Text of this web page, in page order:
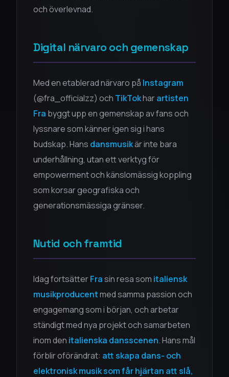
och överlevnad.
Digital närvaro och gemenskap
Med en etablerad närvaro på Instagram
(@fra_officialzz) och TikTokharartisten
Fra byggt upp en gemenskap av fans och
lyssnare som känner igen sig i hans
budskap. Hans dansmusikär inte bara
underhållning, utan ett verktyg för
empowerment och känslomässig koppling
som korsar geografiska och
generationsmässiga gränser.
Nutid och framtid
Idag fortsätterFrasin resa som italiensk
musikproducentmed samma passion och
engagemang som i början, och arbetar
ständigt med nya projekt och samarbeten
inom den italienska dansscenen. Hans mål
förblir oförändrat: att skapa dans- och
elektronisk musik som får hjärtan att slå,